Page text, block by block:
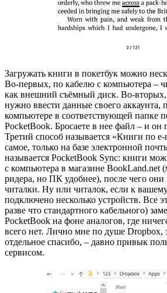
Загружать книги в покетбук можно
Во-первых, по кабелю с компьютера –
как внешний съёмный диск. Во-
нужно ввести данные своего аккаунта,
компьютере в соответствующей папке
PocketBook. Бросаете в нее файл – и он
Третий способ называется «Книги по
самое, только на базе электронной
называется PocketBook Sync: книги
с компьютера в магазине BookLand.net
ридера, но ПК удобнее), после чего они
читалки. Ну или читалок, если к
подключено несколько устройств. Все
разве что стандартного кабельного)
PocketBook на фоне аналогов, где
всего нет. Лично мне по душе Dropbox,
отдельное спасибо, – давно привык
сервисом.